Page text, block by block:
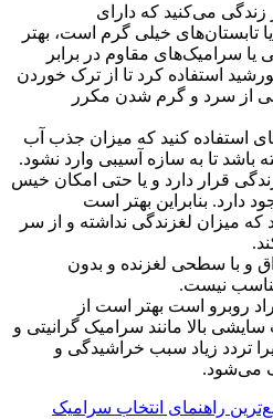
می‌کنید که دارای
تابستان‌های خیلی گرم است، بهتر
یا سرامیک‌های مقاوم در برابر
استفاده کرد تا از ترک خوردن
از سرد و گرم شدن مکرر
استفاده کنید که میزان جذب آب
قرار دارد و یا حتی امکان خیس
بنابراین بهتر است
که میزان لغزندگی نداشته و از سر
و با سطحی لغزنده و بدون
نیست.
روبرو است بهتر است از
بالا مانند سرامیک گرانیتی و
تردد زیاد سبب خراشیدگی و
می‌شود.